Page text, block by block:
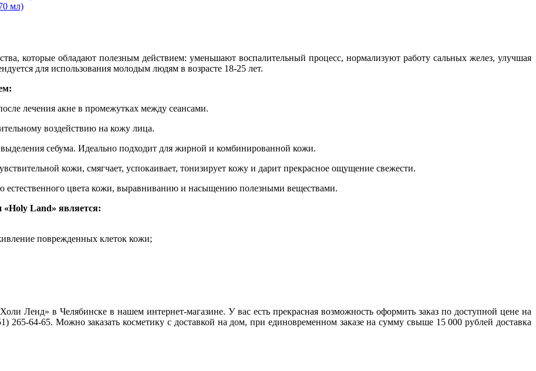
мл)
которые обладают полезным действием: уменьшают воспалительный процесс, нормализуют работу сальных желез, улучшая
для использования молодым людям в возрасте 18-25 лет.
лечения акне в промежутках между сеансами.
воздействию на кожу лица.
себума. Идеально подходит для жирной и комбинированной кожи.
кожи, смягчает, успокаивает, тонизирует кожу и дарит прекрасное ощущение свежести.
естественного цвета кожи, выравниванию и насыщению полезными веществами.
«Holy Land» является:
поврежденных клеток кожи;
Ленд» в Челябинске в нашем интернет-магазине. У вас есть прекрасная возможность оформить заказ по доступной цене на
64-65. Можно заказать косметику с доставкой на дом, при единовременном заказе на сумму свыше 15 000 рублей доставка